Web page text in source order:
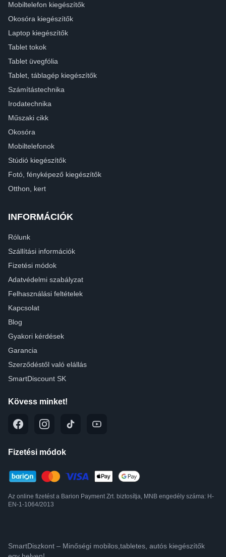
Mobiltelefon kiegészítők
Okosóra kiegészítők
Laptop kiegészítők
Tablet tokok
Tablet üvegfólia
Tablet, táblagép kiegészítők
Számítástechnika
Irodatechnika
Műszaki cikk
Okosóra
Mobiltelefonok
Stúdió kiegészítők
Fotó, fényképező kiegészítők
Otthon, kert
INFORMÁCIÓK
Rólunk
Szállítási információk
Fizetési módok
Adatvédelmi szabályzat
Felhasználási feltételek
Kapcsolat
Blog
Gyakori kérdések
Garancia
Szerződéstől való elállás
SmartDiscount SK
Kövess minket!
Fizetési módok
Az online fizetést a Barion Payment Zrt. biztosítja, MNB engedély száma: H-
EN-1-1064/2013
SmartDiszkont – Minőségi mobilos,tabletes, autós kiegészítők